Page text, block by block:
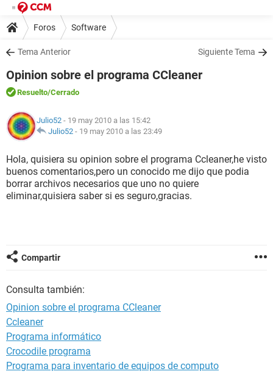
Foros Software
Tema Anterior Siguiente Tema
Opinion sobre el programa CCleaner
Resuelto/Cerrado
Julio52 - 19 may 2010 a las 15:42
Julio52 - 19 may 2010 a las 23:49
Hola, quisiera su opinion sobre el programa Ccleaner,he visto
buenos comentarios,pero un conocido me dijo que podia
borrar archivos necesarios que uno no quiere
eliminar,quisiera saber si es seguro,gracias.
Compartir
Consulta también:
Opinion sobre el programa CCleaner
Ccleaner
Programa informático
Crocodile programa
Programa para inventario de equipos de computo